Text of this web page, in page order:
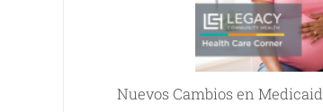
Nuevos Cambios en